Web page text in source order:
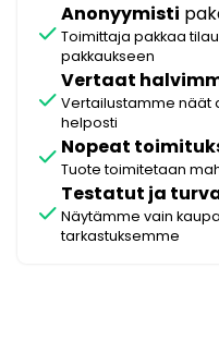
check
Anonyymisti
Toimittaja pakkaa
pakkaukseen
check
Vertaat
Vertailustamme näät
helposti
check Nopeat
Tuote toimitetaan
check
Testatut ja
Näytämme vain
tarkastuksemme